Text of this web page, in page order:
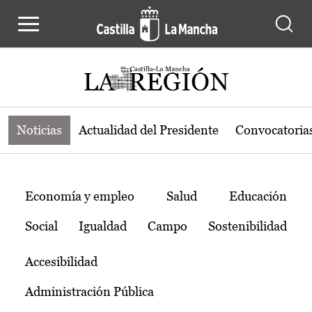
Noticias de la región de Castilla-La
Noticias Actualidad del Presidente
Temas
Economía y empleo Salud Educación
Social Igualdad Campo Sostenibilidad
Accesibilidad
Administración Pública